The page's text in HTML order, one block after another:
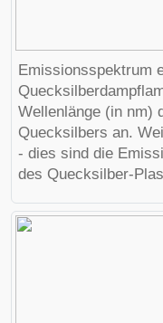
Emissionsspektrum
Wellenlänge (in nm)
Quecksilbers an.
- dies sind die
des Quecksilber-